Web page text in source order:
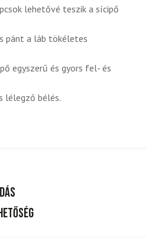
lehetővé teszik a sícipő
pánt a láb tökéletes
egyszerű és gyors fel- és
lélegző bélés.